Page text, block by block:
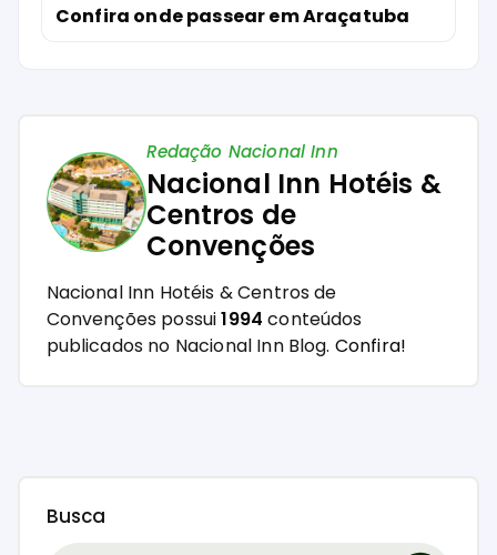
Confira onde passear em Araçatuba
Redação Nacional Inn
Nacional Inn Hotéis &
Centros de
Convenções
Nacional Inn Hotéis & Centros de
Convenções possui1994 conteúdos
publicados no Nacional Inn Blog. Confira!
Busca